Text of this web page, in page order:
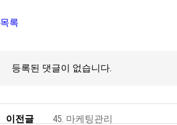
목록
등록된 댓글이 없습니다.
이전글
45. 마케팅관리